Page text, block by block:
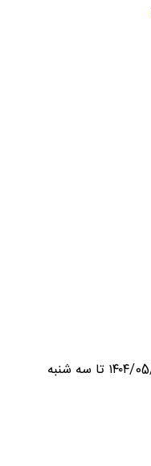
دستور جلسه هفتگی مجلس یکشنبه ۱۴۰۴/05/05 تا سه شنبه